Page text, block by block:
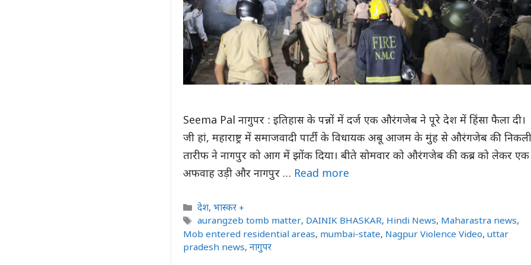
Seema Pal नागुपर : इतिहास के पन्नों में दर्ज एक औरंगजेब ने पूरे देश में हिंसा फैला दी।
जी हां, महाराष्ट्र में समाजवादी पार्टी के विधायक अबू आजम के मुंह से औरंगजेब की निकली
तारीफ ने नागपुर को आग में झोंक दिया। बीते सोमवार को औरंगजेब की कब्र को लेकर एक
अफवाह उड़ी और नागपुर … Read more
Categories
देश,भास्कर +
Tags
aurangzeb tomb matter, DAINIK BHASKAR, Hindi News, Maharastra news,
Mob entered residential areas, mumbai-state, Nagpur Violence Video, uttar
pradesh news, नागुपर